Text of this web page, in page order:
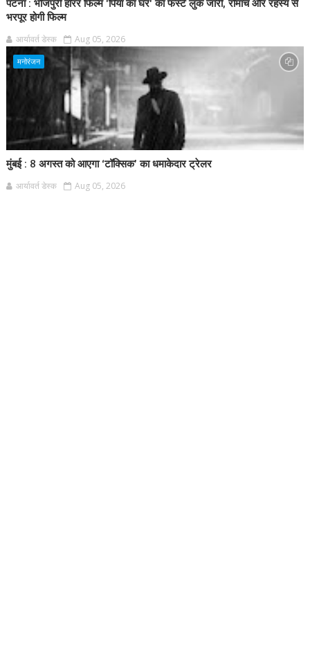
पटना : भोजपुरी हॉरर फिल्म 'पिया का घर' का फर्स्ट लुक जारी, रोमांच और रहस्य से
भरपूर होगी फिल्म
आर्यावर्त डेस्क Aug 05, 2026
मनोरंजन
मुंबई : 8 अगस्त को आएगा ‘टॉक्सिक’ का धमाकेदार ट्रेलर
आर्यावर्त डेस्क Aug 05, 2026